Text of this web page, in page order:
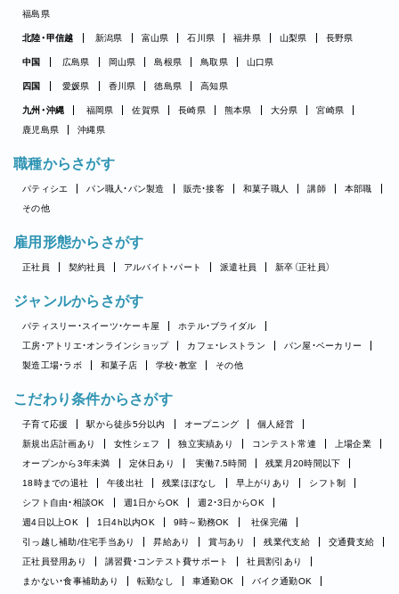
福島県
北陸・甲信越 新潟県 富山県 石川県 福井県 山梨県 長野県
中国 広島県 岡山県 島根県 鳥取県 山口県
四国 愛媛県 香川県 徳島県 高知県
九州・沖縄 福岡県 佐賀県 長崎県 熊本県 大分県
宮崎県
鹿児島県
沖縄県
職種からさがす
パティシエ パン職人・パン製造 販売・接客 和菓子職人 講師
本部職
その他
雇用形態からさがす
正社員 契約社員 アルバイト・パート 派遣社員 新卒（正社員）
ジャンルからさがす
パティスリー・スイーツ・ケーキ屋
ホテル・ブライダル
工房・アトリエ・オンラインショップ
カフェ・レストラン
パン屋・ベーカリー
製造工場・ラボ
和菓子店 学校・教室 その他
こだわり条件からさがす
子育て応援 駅から徒歩5分以内 オープニング
個人経営
新規出店計画あり
女性シェフ 独立実績あり コンテスト常連
上場企業
オープンから3年未満
定休日あり 実働7.5時間
残業月20時間以下
18時までの退社
午後出社 残業ほぼなし 早上がりあり
シフト制
シフト自由・相談OK
週1日からOK
週2・3日からOK
週4日以上OK
1日4h以内OK 9時～勤務OK
社保完備
引っ越し補助/住宅手当あり
昇給あり 賞与あり 残業代支給
交通費支給
正社員登用あり
講習費・コンテスト費サポート
社員割引あり
まかない・食事補助あり
転勤なし 車通勤OK
バイク通勤OK